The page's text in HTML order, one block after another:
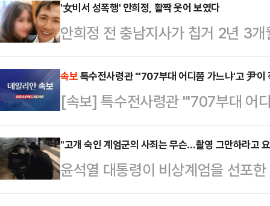
TV(CCTV), 영자지 글로벌타임스,
한국의 계엄령 사태를 긴급히 보도
등을 생중계하고, 해당 보도 영상
등에서 매체별로 수십 만건의 조회
화통신은 4일 '서울의 겨울: 윤석열
를 통해 계엄령…
'女비서 성폭행' 안희정, 활짝 웃어 보였다
안희정 전 충남지사가 칩거 2년 3
난 2일 서울 강서구의 한 호텔에서
함께 참석했다.안 전 지사의 아들이
려졌다. 팬클럽은 "안 전 지사 아들
을 위해 올린다. 오랜만에 지사님
전 지사는 충남지사 재임 시절인
비서였던 김지은 씨를 상대로 여러
등…
속보특수전사령관 "'707부대 어디쯤 가느냐'고 尹이
[속보] 특수전사령관 "'707부대 어
"고개 숙인 계엄군의 사죄는 무슨…촬영 그만하라고
윤석열 대통령이 비상계엄을 선포
장 계엄군 청년이 시민에게 고개 숙